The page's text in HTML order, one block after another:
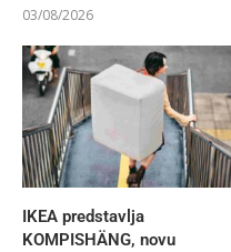
03/08/2026
IKEA predstavlja
KOMPISHÄNG, novu